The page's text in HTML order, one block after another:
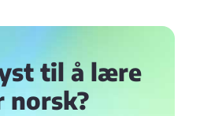
til å lære
norsk?